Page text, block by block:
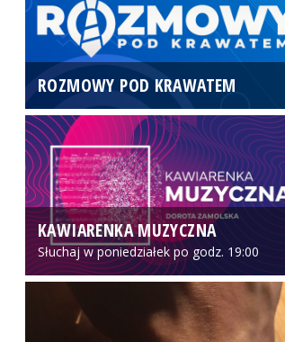
ROZMOWY POD KRAWATEM
KAWIARENKA MUZYCZNA
Słuchaj w poniedziałek po godz. 19:00